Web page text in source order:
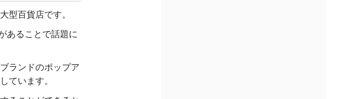
型百貨店です。
あることで話題に
ランドのポップア
ています。